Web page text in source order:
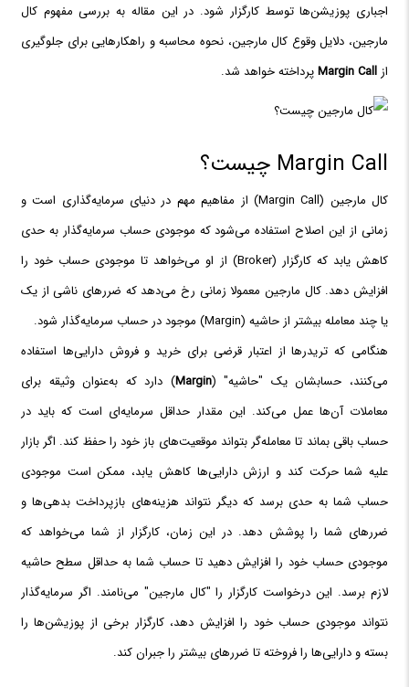
اجباری پوزیشن‌ها توسط کارگزار شود. در این مقاله به بررسی مفهوم کال
مارجین، دلایل وقوع کال مارجین، نحوه محاسبه و راهکارهایی برای جلوگیری
از
پرداخته خواهد شد.
Margin Call چیست؟
کال مارجین (Margin Call) از مفاهیم مهم در دنیای سرمایه‌گذاری است و
زمانی از این اصلاح استفاده می‌شود که موجودی حساب سرمایه‌گذار به حدی
کاهش یابد که کارگزار (Broker) از او می‌خواهد تا موجودی حساب خود را
افزایش دهد. کال مارجین معمولا زمانی رخ می‌دهد که ضررهای ناشی از یک
یا چند معامله بیشتر از حاشیه (Margin) موجود در حساب سرمایه‌گذار شود.
هنگامی که تریدرها از اعتبار قرضی برای خرید و فروش دارایی‌ها استفاده
می‌کنند، حسابشان یک "حاشیه" (Margin) دارد که به‌عنوان وثیقه برای
معاملات آن‌ها عمل می‌کند. این مقدار حداقل سرمایه‌ای است که باید در
حساب باقی بماند تا معامله‌گر بتواند موقعیت‌های باز خود را حفظ کند. اگر بازار
علیه شما حرکت کند و ارزش دارایی‌ها کاهش یابد، ممکن است موجودی
حساب شما به حدی برسد که دیگر نتواند هزینه‌های بازپرداخت بدهی‌ها و
ضررهای شما را پوشش دهد. در این زمان، کارگزار از شما می‌خواهد که
موجودی حساب خود را افزایش دهید تا حساب شما به حداقل سطح حاشیه
لازم برسد. این درخواست کارگزار را "کال مارجین" می‌نامند. اگر سرمایه‌گذار
نتواند موجودی حساب خود را افزایش دهد، کارگزار برخی از پوزیشن‌ها را
بسته و دارایی‌ها را فروخته تا ضررهای بیشتر را جبران کند.